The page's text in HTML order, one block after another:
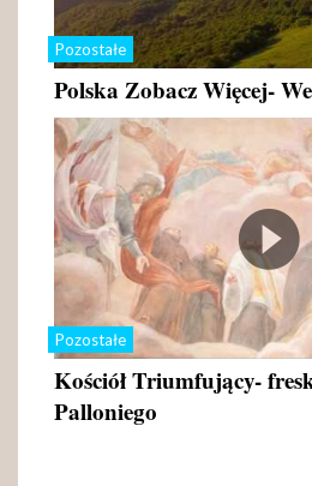
Pozostałe
Polska Zobacz Więcej-
Pozostałe
Kościół Triumfujący-
Palloniego